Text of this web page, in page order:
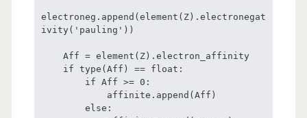
electroneg.append(element(Z).electronegat
ivity('pauling'))